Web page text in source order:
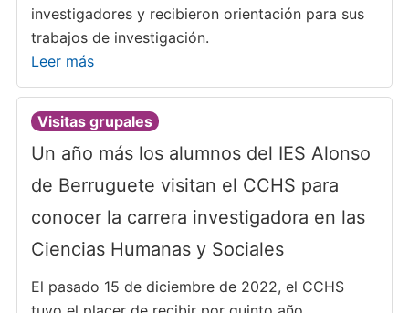
investigadores y recibieron orientación para sus
trabajos de investigación.
Leer más
Visitas grupales
Un año más los alumnos del IES Alonso
de Berruguete visitan el CCHS para
conocer la carrera investigadora en las
Ciencias Humanas y Sociales
El pasado 15 de diciembre de 2022, el CCHS